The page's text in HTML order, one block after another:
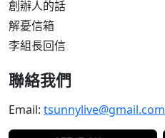
創辦人的話
解憂信箱
李組長回信
聯絡我們
Email: tsunnylive@gmail.com